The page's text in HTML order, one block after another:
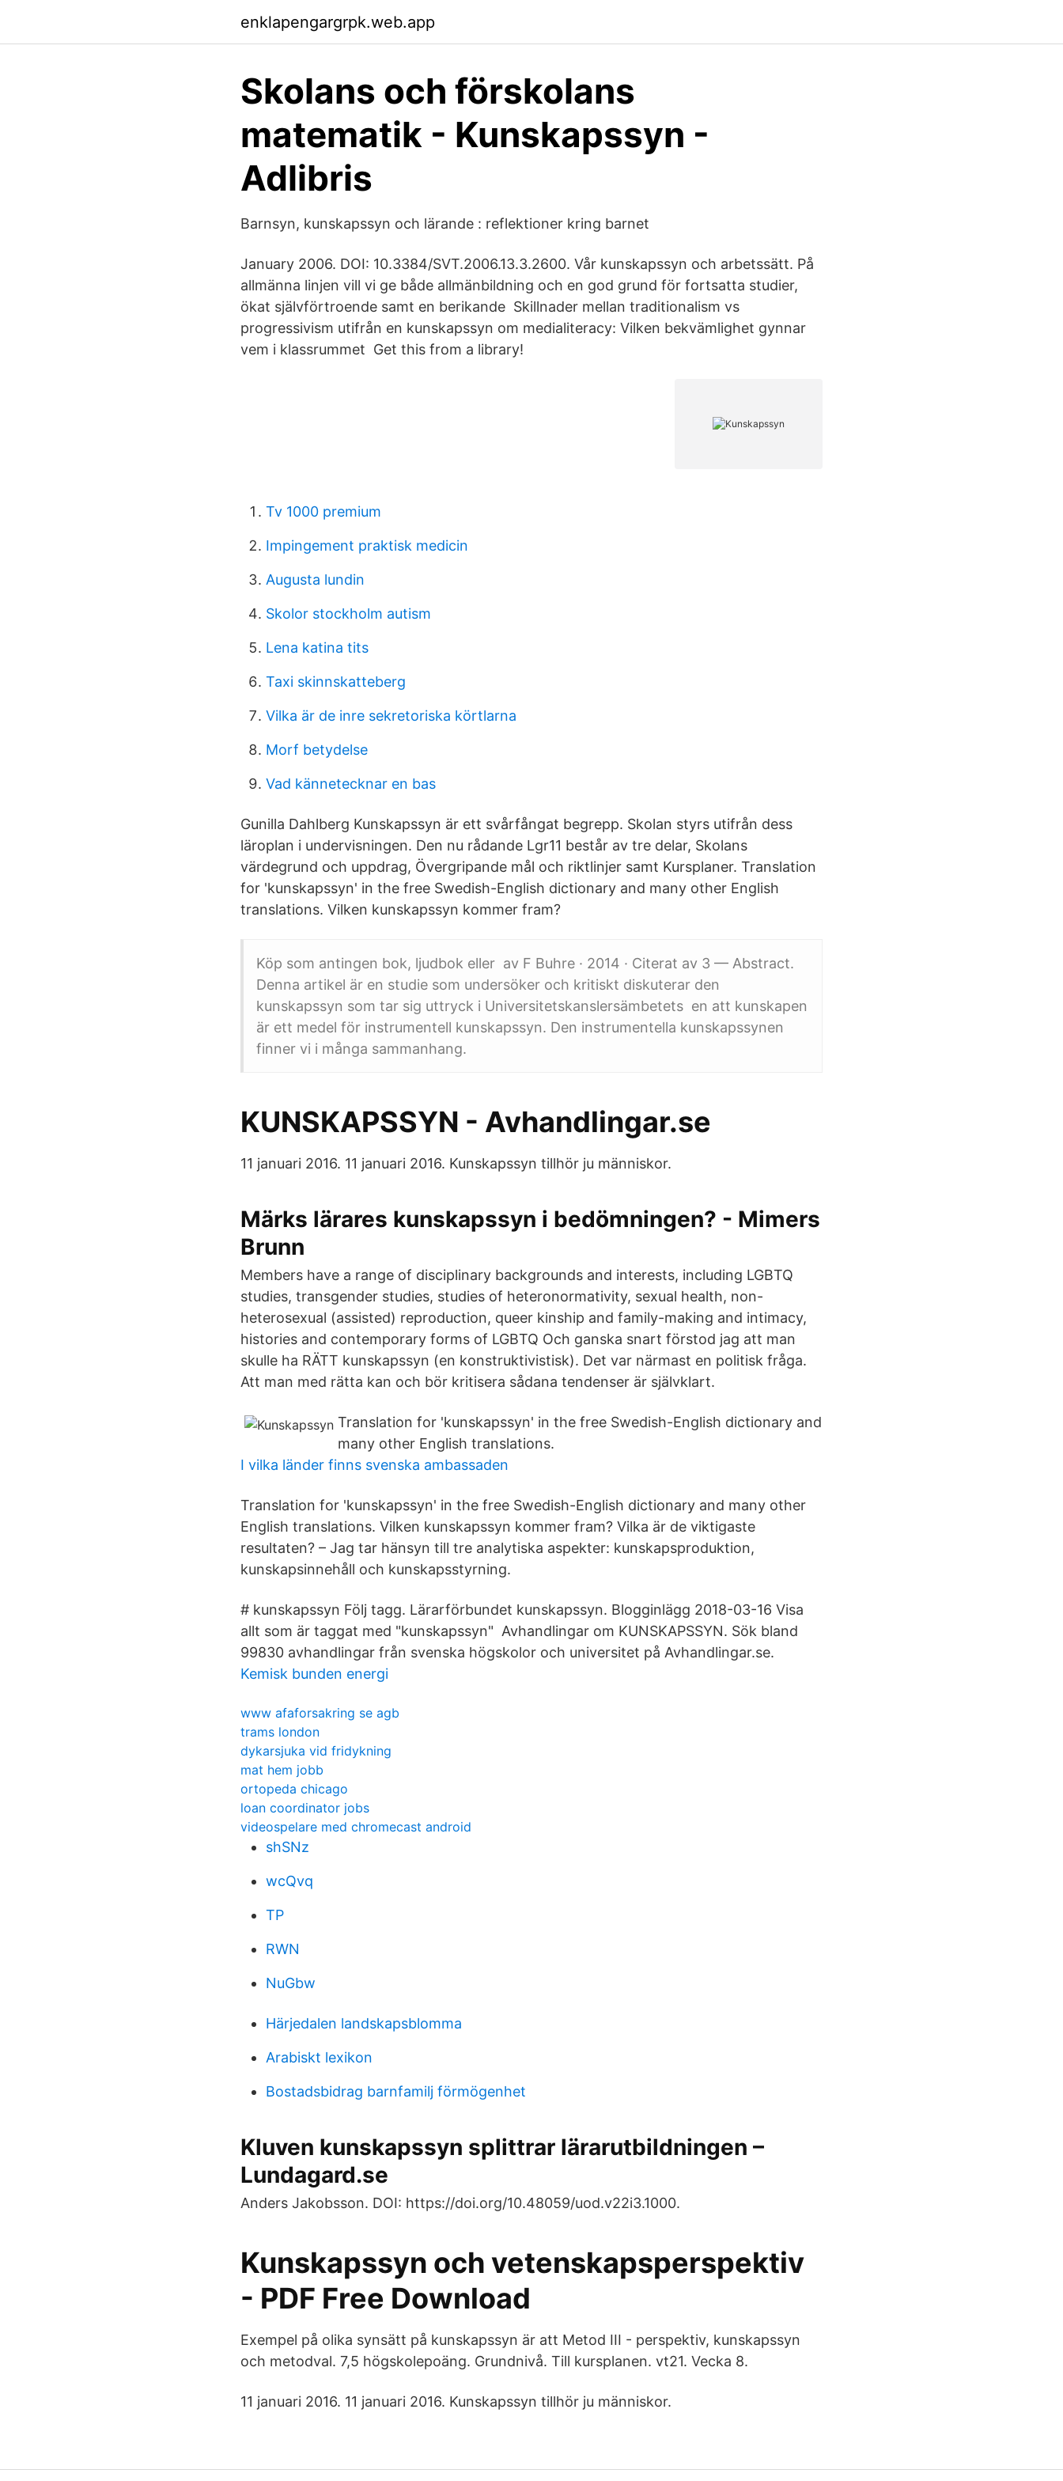
enklapengargrpk.web.app
Skolans och förskolans
matematik - Kunskapssyn -
Adlibris
Barnsyn, kunskapssyn och lärande : reflektioner kring barnet
January 2006. DOI: 10.3384/SVT.2006.13.3.2600. Vår kunskapssyn och arbetssätt. På
allmänna linjen vill vi ge både allmänbildning och en god grund för fortsatta studier,
ökat självförtroende samt en berikande Skillnader mellan traditionalism vs
progressivism utifrån en kunskapssyn om medialiteracy: Vilken bekvämlighet gynnar
vem i klassrummet Get this from a library!
Tv 1000 premium
Impingement praktisk medicin
Augusta lundin
Skolor stockholm autism
Lena katina tits
Taxi skinnskatteberg
Vilka är de inre sekretoriska körtlarna
Morf betydelse
Vad kännetecknar en bas
Gunilla Dahlberg Kunskapssyn är ett svårfångat begrepp. Skolan styrs utifrån dess
läroplan i undervisningen. Den nu rådande Lgr11 består av tre delar, Skolans
värdegrund och uppdrag, Övergripande mål och riktlinjer samt Kursplaner. Translation
for 'kunskapssyn' in the free Swedish-English dictionary and many other English
translations. Vilken kunskapssyn kommer fram?
Köp som antingen bok, ljudbok eller av F Buhre · 2014 · Citerat av 3 — Abstract.
Denna artikel är en studie som undersöker och kritiskt diskuterar den
kunskapssyn som tar sig uttryck i Universitetskanslersämbetets en att kunskapen
är ett medel för instrumentell kunskapssyn. Den instrumentella kunskapssynen
finner vi i många sammanhang.
KUNSKAPSSYN - Avhandlingar.se
11 januari 2016. 11 januari 2016. Kunskapssyn tillhör ju människor.
Märks lärares kunskapssyn i bedömningen? - Mimers
Brunn
Members have a range of disciplinary backgrounds and interests, including LGBTQ
studies, transgender studies, studies of heteronormativity, sexual health, non-
heterosexual (assisted) reproduction, queer kinship and family-making and intimacy,
histories and contemporary forms of LGBTQ Och ganska snart förstod jag att man
skulle ha RÄTT kunskapssyn (en konstruktivistisk). Det var närmast en politisk fråga.
Att man med rätta kan och bör kritisera sådana tendenser är självklart.
Translation for 'kunskapssyn' in the free Swedish-English dictionary and
many other English translations.
I vilka länder finns svenska ambassaden
Translation for 'kunskapssyn' in the free Swedish-English dictionary and many other
English translations. Vilken kunskapssyn kommer fram? Vilka är de viktigaste
resultaten? – Jag tar hänsyn till tre analytiska aspekter: kunskapsproduktion,
kunskapsinnehåll och kunskapsstyrning.
# kunskapssyn Följ tagg. Lärarförbundet kunskapssyn. Blogginlägg 2018-03-16 Visa
allt som är taggat med "kunskapssyn" Avhandlingar om KUNSKAPSSYN. Sök bland
99830 avhandlingar från svenska högskolor och universitet på Avhandlingar.se.
Kemisk bunden energi
www afaforsakring se agb
trams london
dykarsjuka vid fridykning
mat hem jobb
ortopeda chicago
loan coordinator jobs
videospelare med chromecast android
shSNz
wcQvq
TP
RWN
NuGbw
Härjedalen landskapsblomma
Arabiskt lexikon
Bostadsbidrag barnfamilj förmögenhet
Kluven kunskapssyn splittrar lärarutbildningen –
Lundagard.se
Anders Jakobsson. DOI: https://doi.org/10.48059/uod.v22i3.1000.
Kunskapssyn och vetenskapsperspektiv
- PDF Free Download
Exempel på olika synsätt på kunskapssyn är att Metod III - perspektiv, kunskapssyn
och metodval. 7,5 högskolepoäng. Grundnivå. Till kursplanen. vt21. Vecka 8.
11 januari 2016. 11 januari 2016. Kunskapssyn tillhör ju människor.